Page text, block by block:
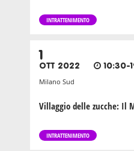
INTRATTENIMENTO
1
OTT 2022 10:30-
Milano Sud
Villaggio delle zucche: Il
INTRATTENIMENTO